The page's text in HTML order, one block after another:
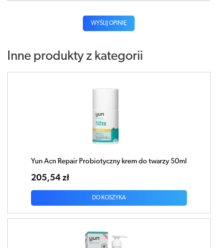
WYŚLIJ OPINIĘ
Inne produkty z kategorii
Yun Acn Repair Probiotyczny krem do twarzy 50ml
205,54 zł
DO KOSZYKA